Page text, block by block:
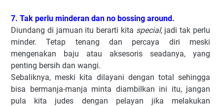
7. Tak perlu minderan dan no bossing around.
Diundang di jamuan itu berarti kita special, jadi tak perlu
minder. Tetap tenang dan percaya diri meski
mengenakan baju atau aksesoris seadanya, yang
penting bersih dan wangi.
Sebaliknya, meski kita dilayani dengan total sehingga
bisa bermanja-manja minta diambilkan ini itu, jangan
pula kita judes dengan pelayan jika melakukan